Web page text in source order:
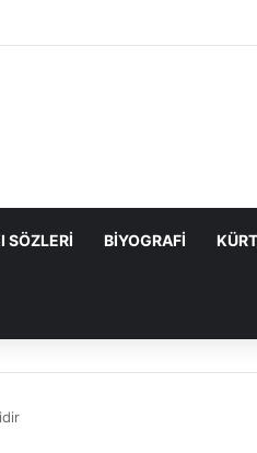
SÖZLERI BIYOGRAFI